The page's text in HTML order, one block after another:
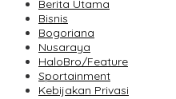
Berita Utama
Bisnis
Bogoriana
Nusaraya
HaloBro/Feature
Sportainment
Kebijakan Privasi